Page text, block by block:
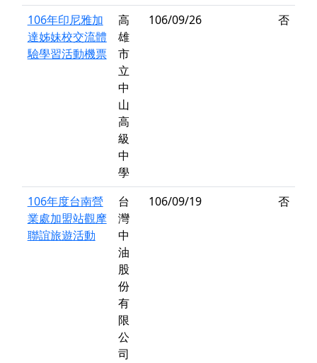
106年印尼雅加
達姊妹校交流體
驗學習活動機票
高
雄
市
立
中
山
高
級
中
學
106/09/26 否
106年度台南營
業處加盟站觀摩
聯誼旅遊活動
台
灣
中
油
股
份
有
限
公
司
106/09/19 否